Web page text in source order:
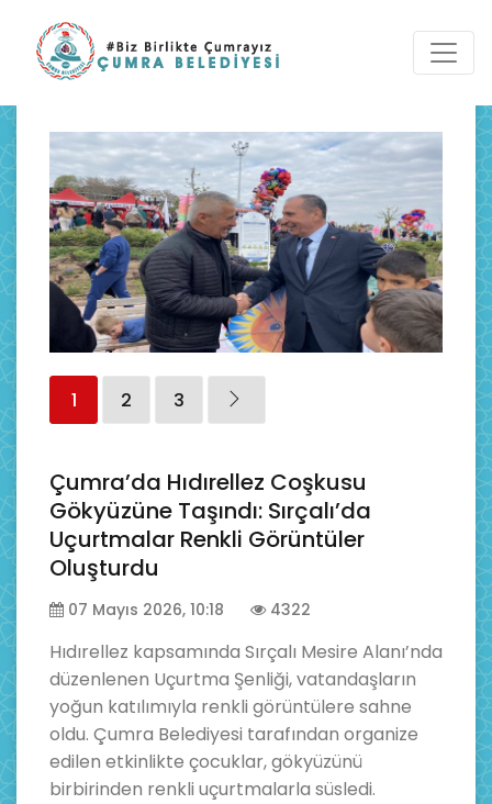
1 2 3
Çumra’da Hıdırellez Coşkusu
Gökyüzüne Taşındı: Sırçalı’da
Uçurtmalar Renkli Görüntüler
Oluşturdu
07 Mayıs 2026, 10:18 4322
Hıdırellez kapsamında Sırçalı Mesire Alanı’nda
düzenlenen Uçurtma Şenliği, vatandaşların
yoğun katılımıyla renkli görüntülere sahne
oldu. Çumra Belediyesi tarafından organize
edilen etkinlikte çocuklar, gökyüzünü
birbirinden renkli uçurtmalarla süsledi.